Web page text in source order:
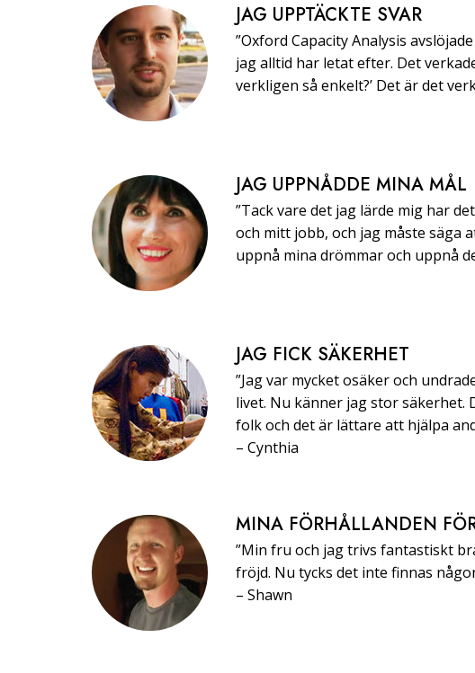
JAG UPPTÄCKTE SVAR
”Oxford Capacity Analysis
jag alltid har letat efter. Det
verkligen så enkelt?’ Det är det
JAG UPPNÅDDE MINA MÅL
”Tack vare det jag lärde mig har
och mitt jobb, och jag måste säga
uppnå mina drömmar och uppnå
JAG FICK SÄKERHET
”Jag var mycket osäker och
livet. Nu känner jag stor säkerhet.
folk och det är lättare att hjälpa
–⁠ ⁠Cynthia
MINA FÖRHÅLLANDEN
”Min fru och jag trivs fantastiskt
fröjd. Nu tycks det inte finnas
–⁠ ⁠Shawn